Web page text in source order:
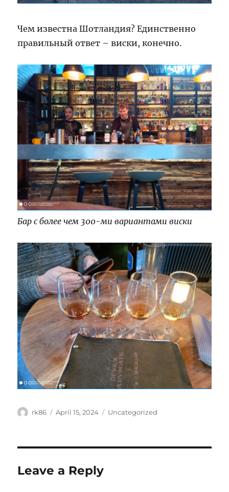
Чем известна Шотландия? Единственно
правильный ответ – виски, конечно.
Бар с более чем 300-ми вариантами виски
Author
rk86
Posted
April 15, 2024 Categories
Uncategorized
Leave a Reply